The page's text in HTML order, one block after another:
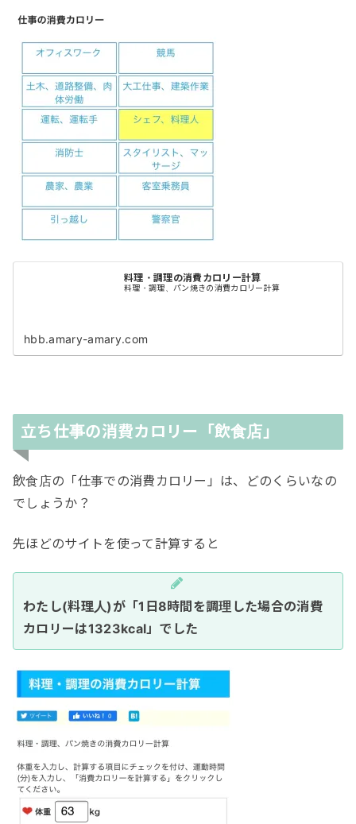
料理・調理の消費カロリー計算
料理・調理、パン焼きの消費カロリー計算
hbb.amary-amary.com
立ち仕事の消費カロリー「飲食店」
飲食店の「仕事での消費カロリー」は、どのくらいなの
でしょうか？
先ほどのサイトを使って計算すると
わたし(料理人)が「1日8時間を調理した場合の消費
カロリーは1323kcal」でした